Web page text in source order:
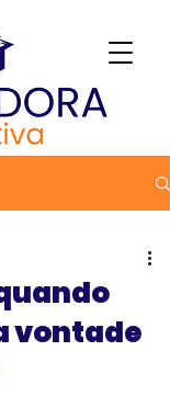
vontade